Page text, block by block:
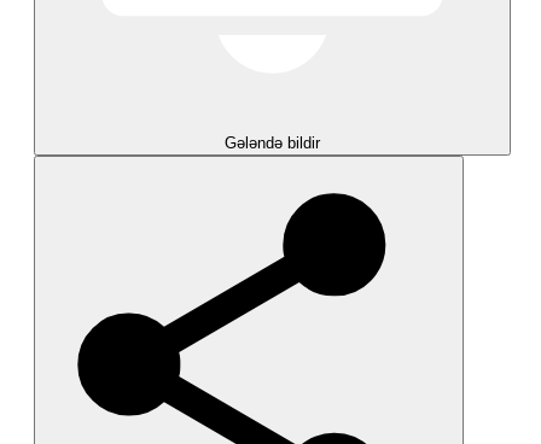
Gələndə bildir